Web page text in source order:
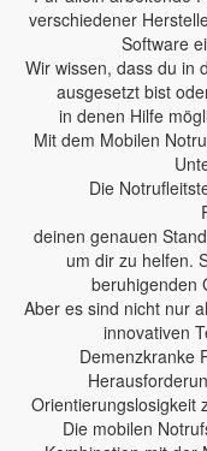
verschiedener
Software
Wir wissen, dass du in
ausgesetzt bist
in denen Hilfe
Mit dem Mobilen
Die
deinen genauen
um dir zu helfen.
beruhigenden
Aber es sind nicht nur
innovativen
Demenzkranke
Orientierungslosigkeit
Die mobilen